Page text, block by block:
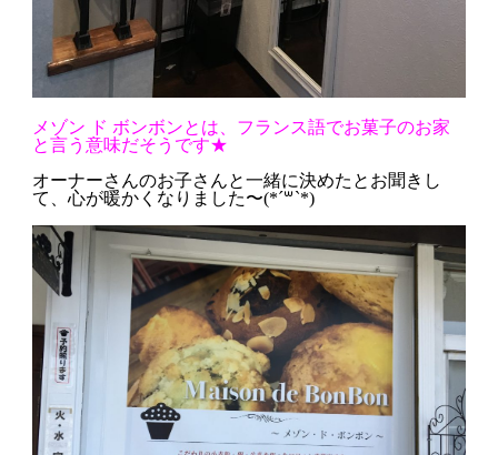
メゾン ド ボンボンとは、フランス語でお菓子のお家
と言う意味だそうです★
オーナーさんのお子さんと一緒に決めたとお聞きし
て、心が暖かくなりました〜(*´꒳`*)